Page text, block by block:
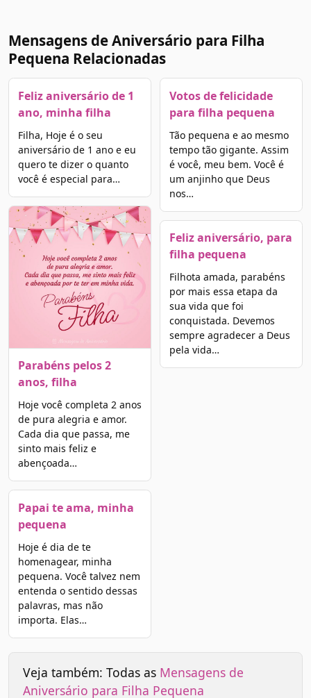
Mensagens de Aniversário para Filha
Pequena Relacionadas
Feliz aniversário de 1
ano, minha filha
Filha, Hoje é o seu
aniversário de 1 ano e eu
quero te dizer o quanto
você é especial para…
Parabéns pelos 2
anos, filha
Hoje você completa 2 anos
de pura alegria e amor.
Cada dia que passa, me
sinto mais feliz e
abençoada…
Papai te ama, minha
pequena
Hoje é dia de te
homenagear, minha
pequena. Você talvez nem
entenda o sentido dessas
palavras, mas não
importa. Elas…
Votos de felicidade
para filha pequena
Tão pequena e ao mesmo
tempo tão gigante. Assim
é você, meu bem. Você é
um anjinho que Deus
nos…
Feliz aniversário, para
filha pequena
Filhota amada, parabéns
por mais essa etapa da
sua vida que foi
conquistada. Devemos
sempre agradecer a Deus
pela vida…
Veja também: Todas as Mensagens de
Aniversário para Filha Pequena